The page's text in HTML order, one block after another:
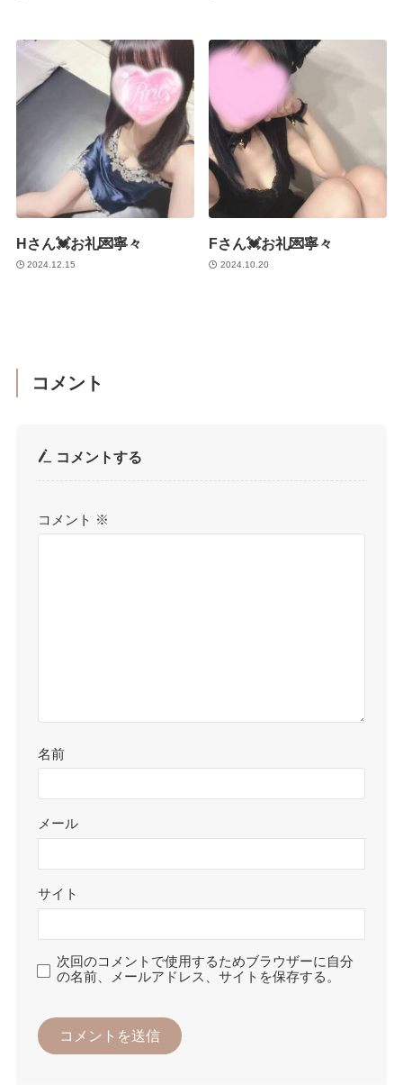
Hさん💓お礼💌寧々
2024.12.15
Fさん💓お礼💌寧々
2024.10.20
コメント
コメントする
コメント ※
名前
メール
サイト
次回のコメントで使用するためブラウザーに自分
の名前、メールアドレス、サイトを保存する。